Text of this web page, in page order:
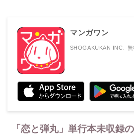
マンガワン
SHOGAKUKAN INC. 無
「恋と弾丸」単行本未収録